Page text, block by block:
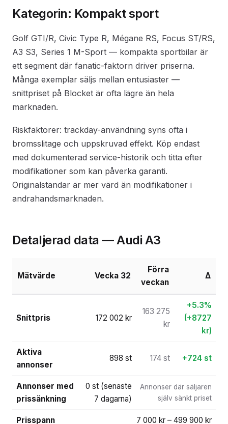
Kategorin: Kompakt sport
Golf GTI/R, Civic Type R, Mégane RS, Focus ST/RS,
A3 S3, Series 1 M-Sport — kompakta sportbilar är
ett segment där fanatic-faktorn driver priserna.
Många exemplar säljs mellan entusiaster —
snittpriset på Blocket är ofta lägre än hela
marknaden.
Riskfaktorer: trackday-användning syns ofta i
bromsslitage och uppskruvad effekt. Köp endast
med dokumenterad service-historik och titta efter
modifikationer som kan påverka garanti.
Originalstandar är mer värd än modifikationer i
andrahandsmarknaden.
Detaljerad data — Audi A3
Mätvärde Vecka 32
Förra
veckan
Δ
Snittpris 172 002 kr
163 275
kr
+5.3%
(+8727
kr)
Aktiva
annonser
898 st 174 st +724 st
Annonser med
prissänkning
0 st (senaste
7 dagarna)
Annonser där säljaren
själv sänkt priset
Prisspann 7 000 kr – 499 900 kr